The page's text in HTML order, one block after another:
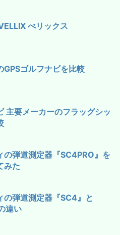
べリックス
GPSゴルフナビを比較
主要メーカーのフラッグシッ
の弾道測定器『SC4PRO』を
みた
の弾道測定器『SC4』と
違い